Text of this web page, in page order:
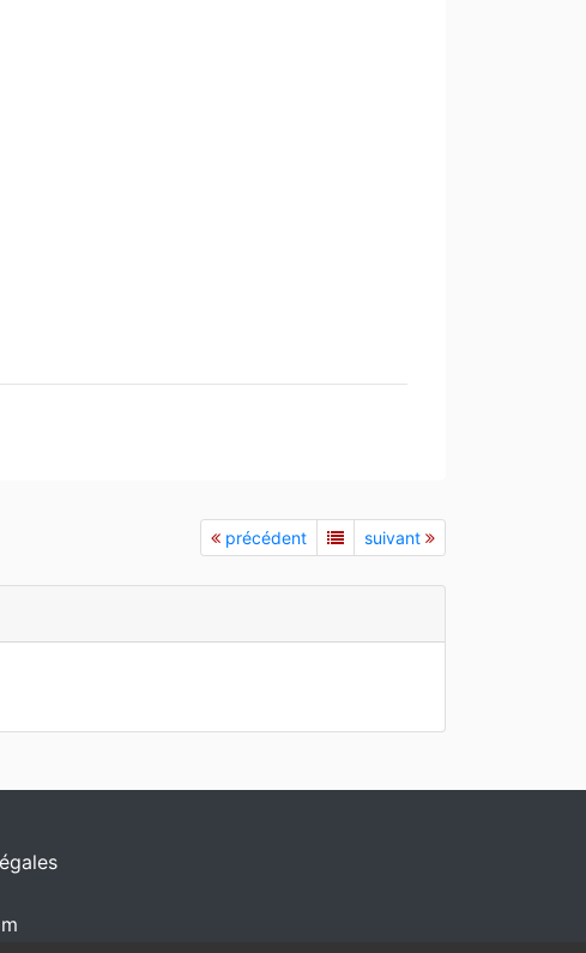
précédent suivant